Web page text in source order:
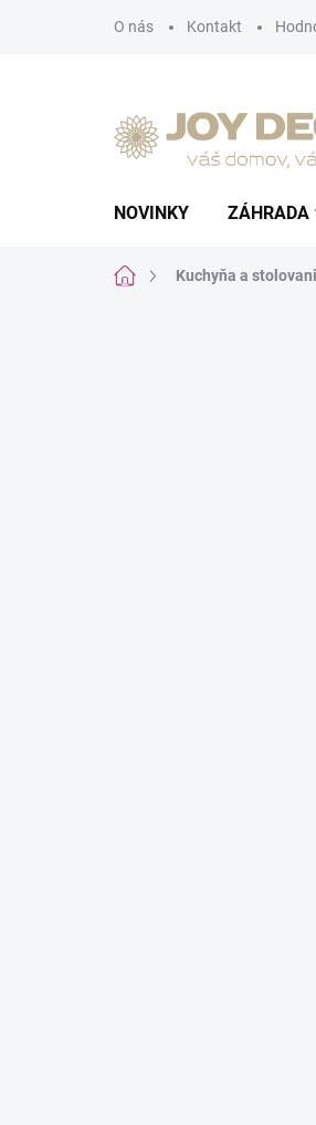
O nás Kontakt
NOVINKY ZÁHRADA
DomovKuchyňa a